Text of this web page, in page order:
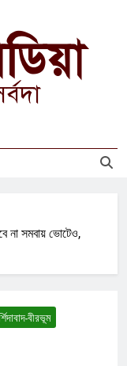
না সমবায় ভোটেও,
বীরভূম